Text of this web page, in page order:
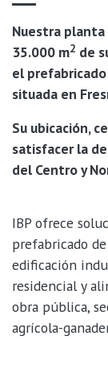
Nuestra
35.000 m2 de
el
situada en
Su ubicación,
satisfacer la
del Centro y
IBP ofrece
prefabricado
edificación
residencial y
obra pública,
agrícola-